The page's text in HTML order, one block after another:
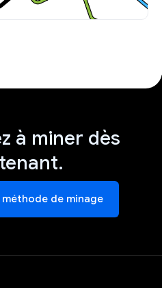
à miner dès
de minage